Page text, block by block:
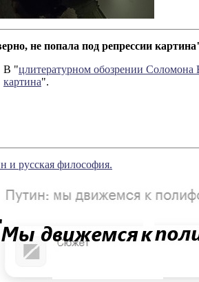
не попала под репрессии
В "цлитературном обозрении
картина".
и русская философия.